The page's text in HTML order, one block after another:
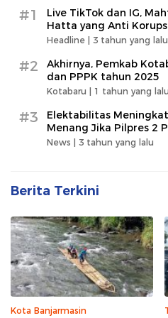
#1
Live TikTok dan IG,
Hatta yang Anti
Headline | 3 tahun yang lalu
#2
Akhirnya, Pemkab
dan PPPK tahun 2025
Kotabaru | 1 tahun yang lalu
#3
Elektabilitas
Menang Jika Pilpres 2
News | 3 tahun yang lalu
Berita Terkini
Kota Banjarmasin